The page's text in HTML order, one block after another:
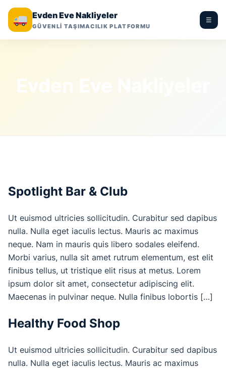
Evden Eve Nakliyeler
GÜVENLİ TAŞIMACILIK PLATFORMU
☰
Evden Eve Nakliyeler
Spotlight Bar & Club
Ut euismod ultricies sollicitudin. Curabitur sed dapibus
nulla. Nulla eget iaculis lectus. Mauris ac maximus
neque. Nam in mauris quis libero sodales eleifend.
Morbi varius, nulla sit amet rutrum elementum, est elit
finibus tellus, ut tristique elit risus at metus. Lorem
ipsum dolor sit amet, consectetur adipiscing elit.
Maecenas in pulvinar neque. Nulla finibus lobortis […]
Healthy Food Shop
Ut euismod ultricies sollicitudin. Curabitur sed dapibus
nulla. Nulla eget iaculis lectus. Mauris ac maximus